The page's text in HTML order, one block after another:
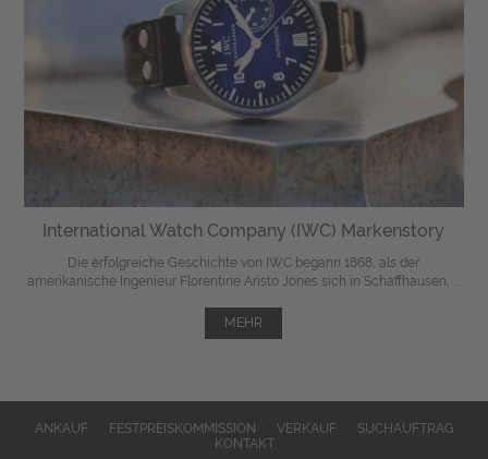
International Watch Company (IWC) Markenstory
Die erfolgreiche Geschichte von IWC begann 1868, als der
amerikanische Ingenieur Florentine Aristo Jones sich in Schaffhausen, ...
MEHR
ANKAUF FESTPREISKOMMISSION VERKAUF
SUCHAUFTRAG
KONTAKT